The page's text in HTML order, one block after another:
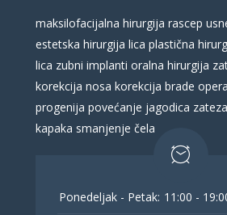
maksilofacijalna hirurgija rascep
estetska hirurgija lica plastična
lica zubni implanti oralna hirurgija
korekcija nosa korekcija brade
progenija povećanje jagodica
kapaka smanjenje čela
Ponedeljak - Petak: 11:00 -